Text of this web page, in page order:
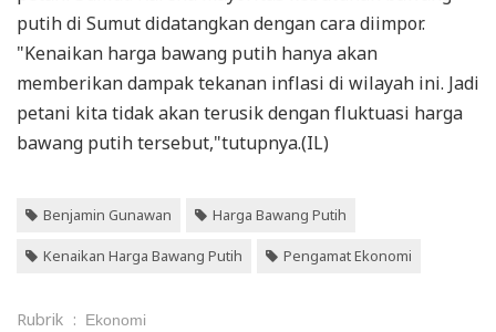
putih di Sumut didatangkan dengan cara diimpor.
"Kenaikan harga bawang putih hanya akan
memberikan dampak tekanan inflasi di wilayah ini. Jadi
petani kita tidak akan terusik dengan fluktuasi harga
bawang putih tersebut,"tutupnya.(IL)
Benjamin Gunawan Harga Bawang Putih
Kenaikan Harga Bawang Putih Pengamat Ekonomi
Rubrik : Ekonomi